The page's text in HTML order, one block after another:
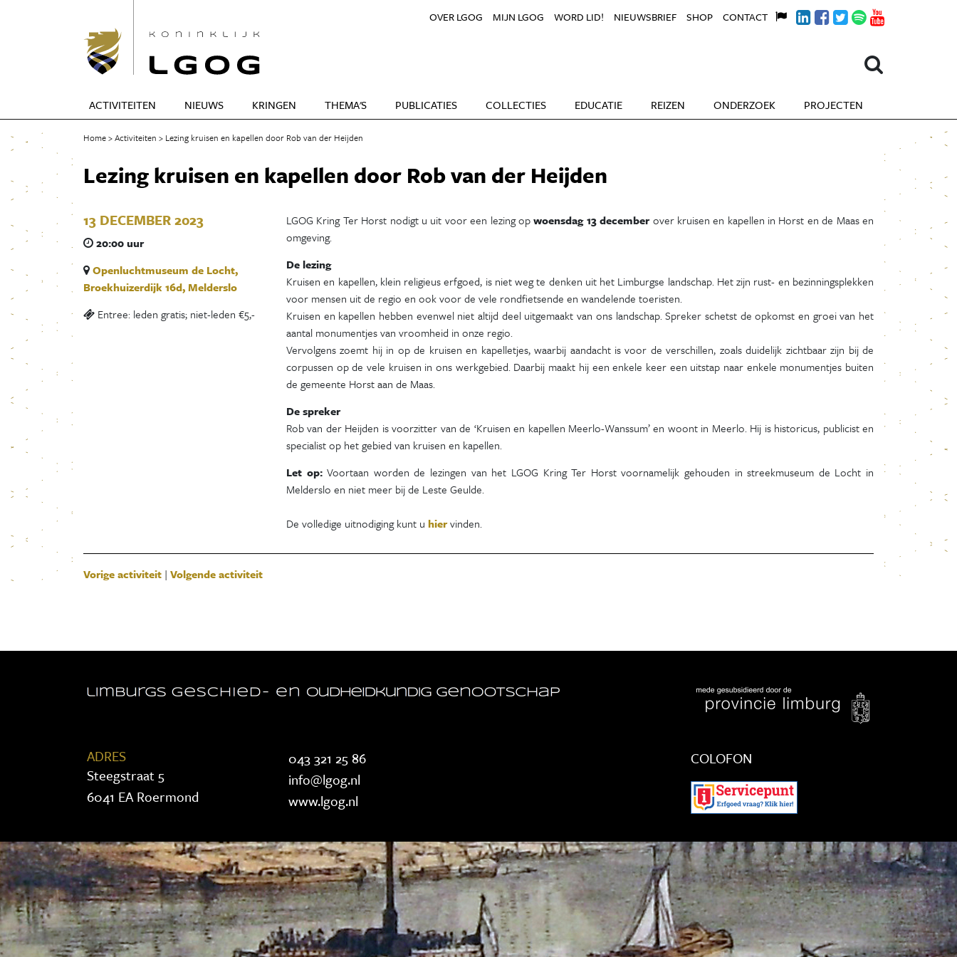
ACTIVITEITEN NIEUWS KRINGEN THEMA'S PUBLICATIES COLLECTIES EDUCATIE REIZEN ONDERZOEK PROJECTEN
OVER LGOG MIJN LGOG WORD LID! NIEUWSBRIEF SHOP CONTACT
Home Activiteiten Lezing kruisen en kapellen door Rob van der Heijden
Lezing kruisen en kapellen door Rob van der Heijden
13 DECEMBER 2023
20:00 uur
Openluchtmuseum de Locht,
Broekhuizerdijk 16d, Melderslo
Entree: leden gratis; niet-leden €5,-
LGOG Kring Ter Horst nodigt u uit voor een lezing opwoensdag 13 decemberover kruisen en kapellen in Horst en de Maas en
omgeving.
De lezing
Kruisen en kapellen, klein religieus erfgoed, is niet weg te denken uit het Limburgse landschap. Het zijn rust- en bezinningsplekken
voor mensen uit de regio en ook voor de vele rondfietsende en wandelende toeristen.
Kruisen en kapellen hebben evenwel niet altijd deel uitgemaakt van ons landschap. Spreker schetst de opkomst en groei van het
aantal monumentjes van vroomheid in onze regio.
Vervolgens zoemt hij in op de kruisen en kapelletjes, waarbij aandacht is voor de verschillen, zoals duidelijk zichtbaar zijn bij de
corpussen op de vele kruisen in ons werkgebied. Daarbij maakt hij een enkele keer een uitstap naar enkele monumentjes buiten
de gemeente Horst aan de Maas.
De spreker
Rob van der Heijden is voorzitter van de ‘Kruisen en kapellen Meerlo-Wanssum’ en woont in Meerlo. Hij is historicus, publicist en
specialist op het gebied van kruisen en kapellen.
Let op:Voortaan worden de lezingen van het LGOG Kring Ter Horst voornamelijk gehouden in streekmuseum de Locht in
Melderslo en niet meer bij de Leste Geulde.
De volledige uitnodiging kunt u hiervinden.
Vorige activiteit | Volgende activiteit
ADRES
Steegstraat 5
6041 EA Roermond
043 321 25 86
info@lgog.nl
www.lgog.nl
COLOFON